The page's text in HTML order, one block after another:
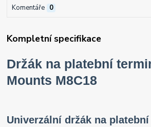
Komentáře 0
Kompletní specifikace
Držák na platební
Mounts M8C18
Univerzální držák na